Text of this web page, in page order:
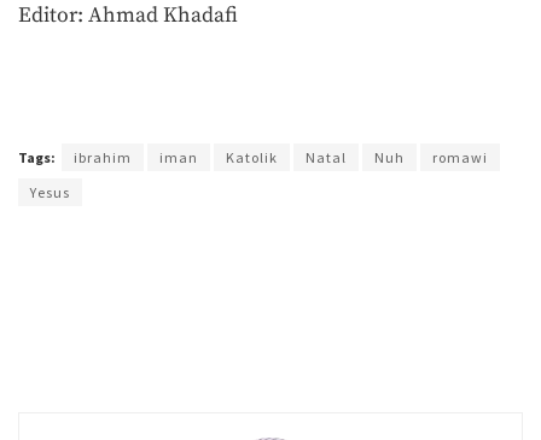
Editor: Ahmad Khadafi
Tags: ibrahim iman Katolik Natal Nuh
romawi
Yesus